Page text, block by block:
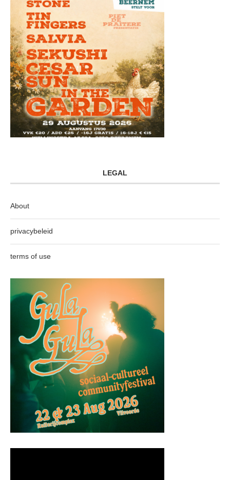
LEGAL
About
privacybeleid
terms of use